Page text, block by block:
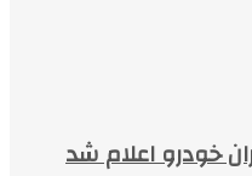
خودرو اعلام شد